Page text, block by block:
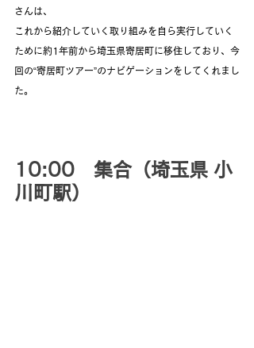
さんは、
これから紹介していく取り組みを自ら実行していく
ために約1年前から埼玉県寄居町に移住しており、今
回の“寄居町ツアー”のナビゲーションをしてくれまし
た。
10:00　集合（埼玉県 小
川町駅）